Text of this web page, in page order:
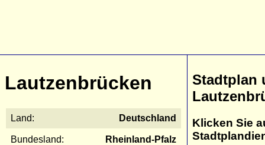
Lautzenbrücken
Land: Deutschland
Bundesland: Rheinland-Pfalz
Stadtplan
Klicken Sie